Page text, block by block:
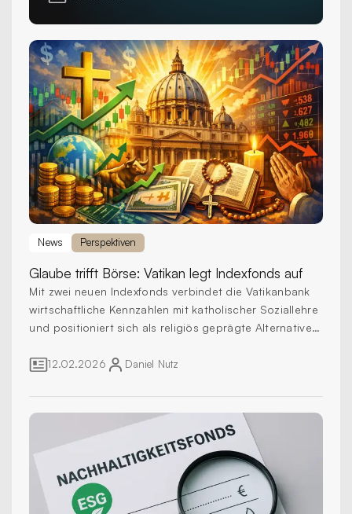
als wichtigen Bestandteil diversifizierter
Aktienportfolios. Die Frage für professionelle
Anleger ist nicht mehr, ob sie in Europa
investieren sollen, sondern wie sie dies tun.
News Perspektiven
Glaube trifft Börse: Vatikan legt Indexfonds auf
Mit zwei neuen Indexfonds verbindet die Vatikanbank
wirtschaftliche Kennzahlen mit katholischer Soziallehre
und positioniert sich als religiös geprägte Alternative
12.02.2026 Daniel Nutz